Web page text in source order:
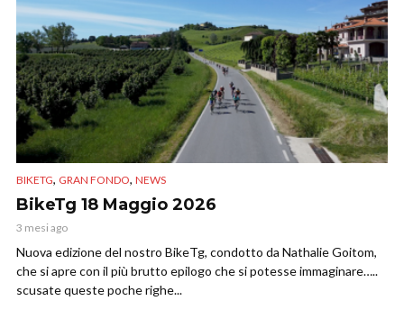
BIKETG, GRAN FONDO, NEWS
BikeTg 18 Maggio 2026
3 mesi ago
Nuova edizione del nostro BikeTg, condotto da Nathalie Goitom,
che si apre con il più brutto epilogo che si potesse immaginare…..
scusate queste poche righe...